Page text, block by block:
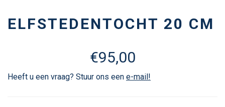
ELFSTEDENTOCHT 20 CM
€95,00
Heeft u een vraag? Stuur ons een e-mail!